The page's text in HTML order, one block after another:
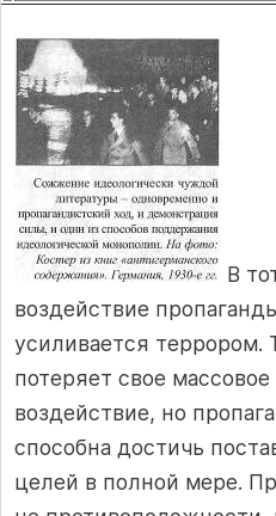
В
воздействие
усиливается терро­ром.
потеряет свое
воздействие, но
способна до­стичь
целей в полной мере.